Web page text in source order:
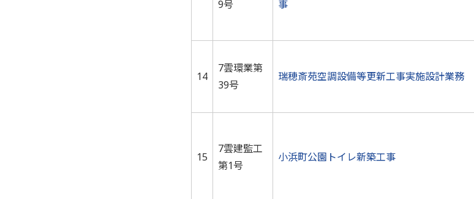
9号
事
14
7雲環業第
39号
瑞穂斎苑空調設備等更新工事実施設計業務
15
7雲建監工
第1号
小浜町公園トイレ新築工事